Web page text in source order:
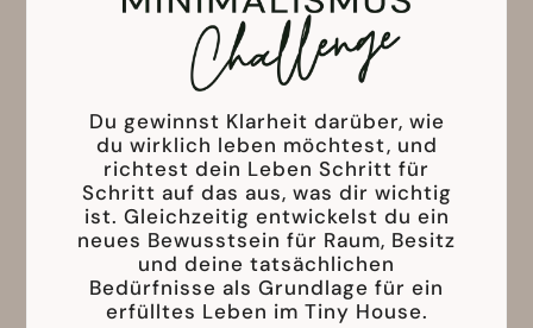
Du gewinnst Klarheit darüber, wie
du wirklich leben möchtest, und
richtest dein Leben Schritt für
Schritt auf das aus, was dir wichtig
ist. Gleichzeitig entwickelst du ein
neues Bewusstsein für Raum, Besitz
und deine tatsächlichen
Bedürfnisse als Grundlage für ein
erfülltes Leben im Tiny House.